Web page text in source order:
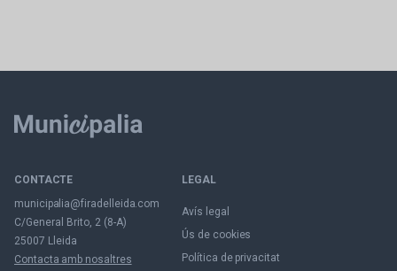
CONTACTE
municipalia@firadelleida.com
C/General Brito, 2 (8-A)
25007 Lleida
Contacta amb nosaltres
LEGAL
Avís legal
Ús de cookies
Política de privacitat